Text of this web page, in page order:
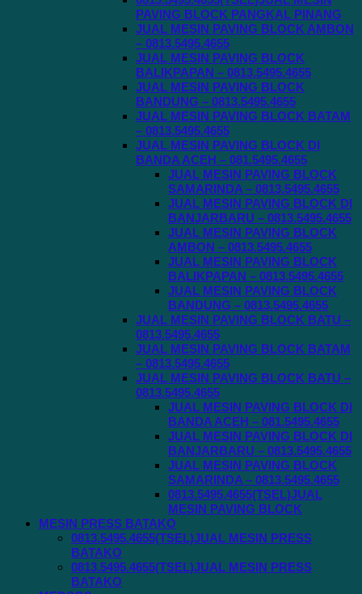
PAVING BLOCK PANGKAL PINANG
JUAL MESIN PAVING BLOCK AMBON
– 0813.5495.4655
JUAL MESIN PAVING BLOCK
BALIKPAPAN – 0813.5495.4655
JUAL MESIN PAVING BLOCK
BANDUNG – 0813.5495.4655
JUAL MESIN PAVING BLOCK BATAM
– 0813.5495.4655
JUAL MESIN PAVING BLOCK DI
BANDA ACEH – 081.5495.4655
JUAL MESIN PAVING BLOCK
SAMARINDA – 0813.5495.4655
JUAL MESIN PAVING BLOCK DI
BANJARBARU – 0813.5495.4655
JUAL MESIN PAVING BLOCK
AMBON – 0813.5495.4655
JUAL MESIN PAVING BLOCK
BALIKPAPAN – 0813.5495.4655
JUAL MESIN PAVING BLOCK
BANDUNG – 0813.5495.4655
JUAL MESIN PAVING BLOCK BATU –
0813.5495.4655
JUAL MESIN PAVING BLOCK BATAM
– 0813.5495.4655
JUAL MESIN PAVING BLOCK BATU –
0813.5495.4655
JUAL MESIN PAVING BLOCK DI
BANDA ACEH – 081.5495.4655
JUAL MESIN PAVING BLOCK DI
BANJARBARU – 0813.5495.4655
JUAL MESIN PAVING BLOCK
SAMARINDA – 0813.5495.4655
0813.5495.4655(TSEL)JUAL
MESIN PAVING BLOCK
MESIN PRESS BATAKO
0813.5495.4655(TSEL)JUAL MESIN PRESS
BATAKO
0813.5495.4655(TSEL)JUAL MESIN PRESS
BATAKO